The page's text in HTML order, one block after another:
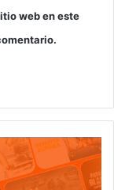
web en este